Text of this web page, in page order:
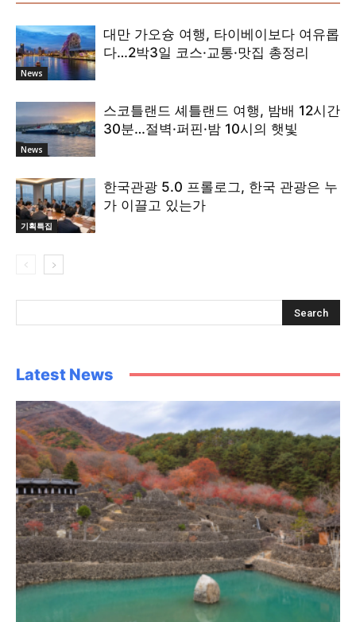
News
대만 가오슝 여행, 타이베이보다 여유롭
다…2박3일 코스·교통·맛집 총정리
News
스코틀랜드 셰틀랜드 여행, 밤배 12시간
30분…절벽·퍼핀·밤 10시의 햇빛
기획특집
한국관광 5.0 프롤로그, 한국 관광은 누
가 이끌고 있는가
Latest News